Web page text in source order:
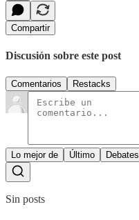
Compartir
Discusión sobre este post
Comentarios Restacks
Lo mejor de Último Debates
Sin posts